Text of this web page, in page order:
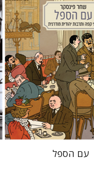
אתר ספר מודפס
$42
$38
עם הספל